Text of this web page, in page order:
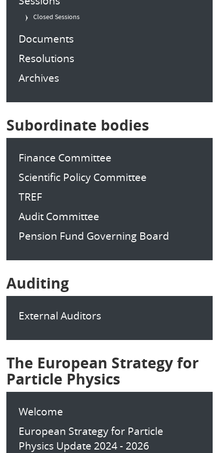
Closed Sessions
Documents
Resolutions
Archives
Subordinate bodies
Finance Committee
Scientific Policy Committee
TREF
Audit Committee
Pension Fund Governing Board
Auditing
External Auditors
The European Strategy for
Particle Physics
Welcome
European Strategy for Particle
Physics Update 2024 - 2026